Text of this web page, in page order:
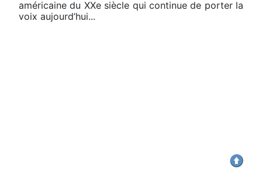
américaine du XXe siècle qui continue de porter la
voix aujourd’hui...